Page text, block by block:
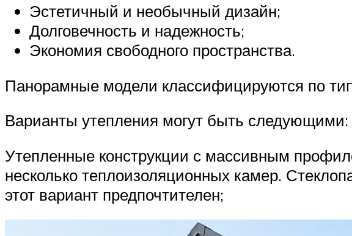
Эстетичный и необычный дизайн;
Долговечность и надежность;
Экономия свободного пространства.
Панорамные модели классифицируются по
Варианты утепления могут быть следующими:
Утепленные конструкции с массивным
несколько теплоизоляционных камер.
этот вариант предпочтителен;